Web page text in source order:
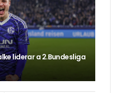
liderar a 2.Bundesliga